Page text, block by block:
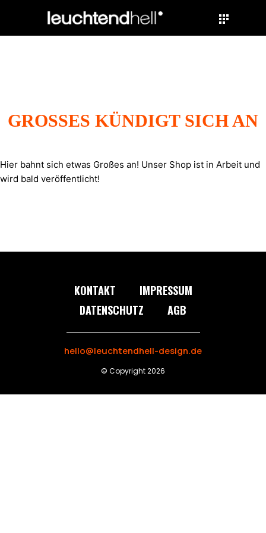
GROSSES KÜNDIGT SICH AN
Hier bahnt sich etwas Großes an! Unser Shop ist in Arbeit und
wird bald veröffentlicht!
KONTAKT
IMPRESSUM
DATENSCHUTZ
AGB
hello@leuchtendhell-design.de
© Copyright 2026